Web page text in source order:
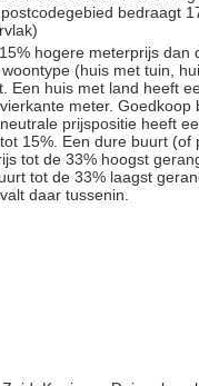
bedraagt
hogere meterprijs dan
(huis met tuin,
Een huis met land heeft
meter. Goedkoop
prijspositie heeft
15%. Een dure buurt (of
tot de 33% hoogst
tot de 33% laagst
daar tussenin.